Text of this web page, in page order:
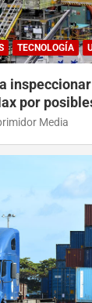
TECNOLOGÍA
por
Media